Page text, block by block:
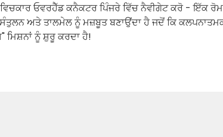
ਓਵਰਹੈੱਡ ਕਨੈਕਟਰ ਪਿੰਜਰੇ ਵਿੱਚ ਨੈਵੀਗੇਟ ਕਰੋ - ਇੱਕ
ਅਤੇ ਤਾਲਮੇਲ ਨੂੰ ਮਜ਼ਬੂਤ ​​ਬਣਾਉਂਦਾ ਹੈ ਜਦੋਂ ਕਿ
ਮਿਸ਼ਨਾਂ ਨੂੰ ਸ਼ੁਰੂ ਕਰਦਾ ਹੈ!